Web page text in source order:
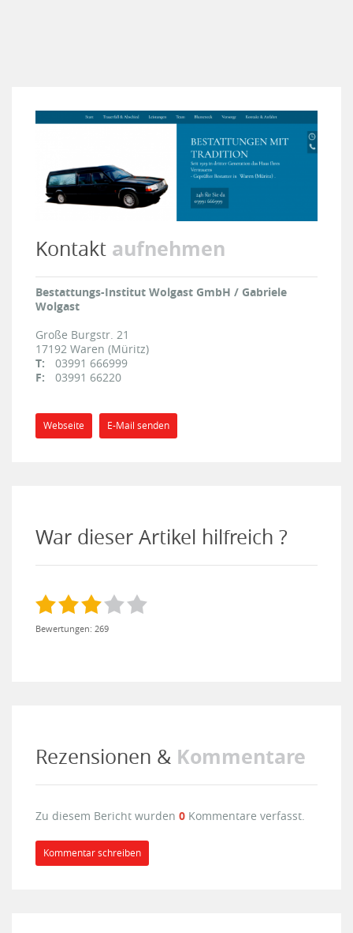
Kontakt aufnehmen
Bestattungs-Institut Wolgast GmbH / Gabriele
Wolgast
Große Burgstr. 21
17192 Waren (Müritz)
T:
03991 666999
F:
03991 66220
Webseite E-Mail senden
War dieser Artikel hilfreich ?
Bewertungen: 269
Rezensionen & Kommentare
Zu diesem Bericht wurden 0 Kommentare verfasst.
Kommentar schreiben